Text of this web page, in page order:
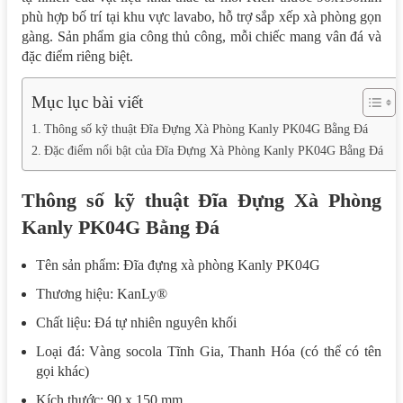
phù hợp bố trí tại khu vực lavabo, hỗ trợ sắp xếp xà phòng gọn
gàng. Sản phẩm gia công thủ công, mỗi chiếc mang vân đá và
đặc điểm riêng biệt.
Mục lục bài viết
Thông số kỹ thuật Đĩa Đựng Xà Phòng Kanly PK04G Bằng Đá
Đặc điểm nổi bật của Đĩa Đựng Xà Phòng Kanly PK04G Bằng Đá
Thông số kỹ thuật Đĩa Đựng Xà Phòng
Kanly PK04G Bằng Đá
Tên sản phẩm: Đĩa đựng xà phòng Kanly PK04G
Thương hiệu: KanLy®
Chất liệu: Đá tự nhiên nguyên khối
Loại đá: Vàng socola Tĩnh Gia, Thanh Hóa (có thể có tên
gọi khác)
Kích thước: 90 x 150 mm